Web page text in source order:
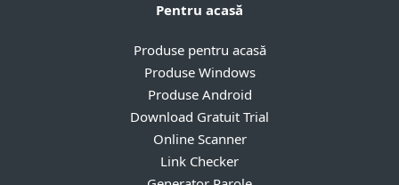
Pentru acasă
Produse pentru acasă
Produse Windows
Produse Android
Download Gratuit Trial
Online Scanner
Link Checker